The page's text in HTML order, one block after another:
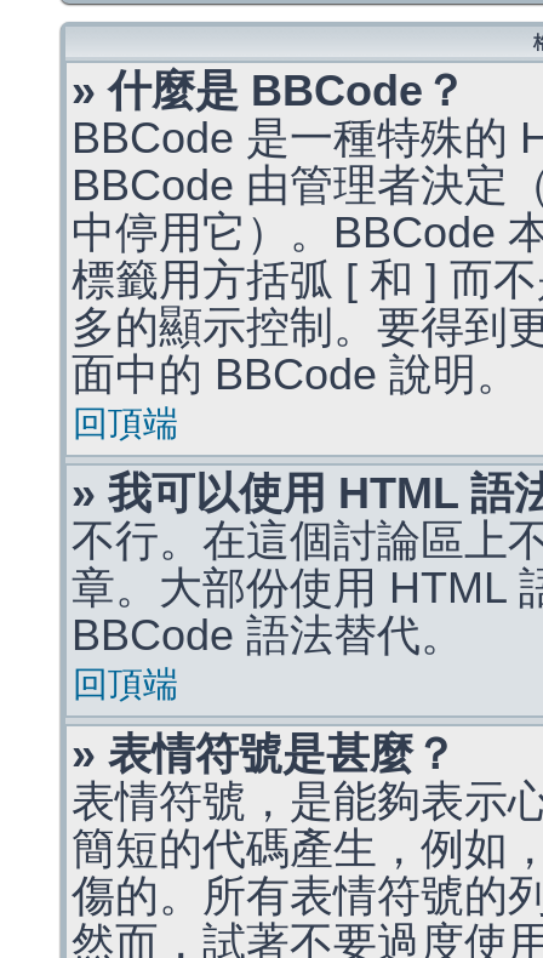
» 什麼是 BBCode？
BBCode 是一種特殊的
BBCode 由管理者決定
中停用它）。BBCode
標籤用方括弧 [ 和 ] 而
多的顯示控制。要得到
面中的 BBCode 說明。
回頂端
» 我可以使用 HTML 語
不行。在這個討論區上
章。大部份使用 HTML
BBCode 語法替代。
回頂端
» 表情符號是甚麼？
表情符號，是能夠表示
簡短的代碼產生，例如
傷的。所有表情符號的
然而，試著不要過度使